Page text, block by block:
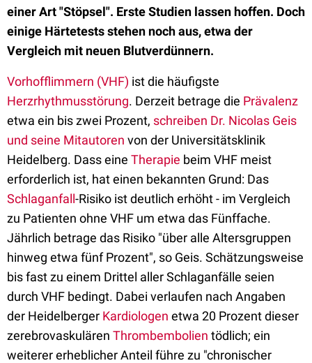
einer Art "Stöpsel". Erste Studien lassen hoffen. Doch
einige Härtetests stehen noch aus, etwa der
Vergleich mit neuen Blutverdünnern.
Vorhofflimmern (VHF) ist die häufigste
Herzrhythmusstörung. Derzeit betrage die Prävalenz
etwa ein bis zwei Prozent, schreiben Dr. Nicolas Geis
und seine Mitautoren von der Universitätsklinik
Heidelberg. Dass eine Therapie beim VHF meist
erforderlich ist, hat einen bekannten Grund: Das
Schlaganfall-Risiko ist deutlich erhöht - im Vergleich
zu Patienten ohne VHF um etwa das Fünffache.
Jährlich betrage das Risiko "über alle Altersgruppen
hinweg etwa fünf Prozent", so Geis. Schätzungsweise
bis fast zu einem Drittel aller Schlaganfälle seien
durch VHF bedingt. Dabei verlaufen nach Angaben
der Heidelberger Kardiologen etwa 20 Prozent dieser
zerebrovaskulären Thrombembolien tödlich; ein
weiterer erheblicher Anteil führe zu "chronischer